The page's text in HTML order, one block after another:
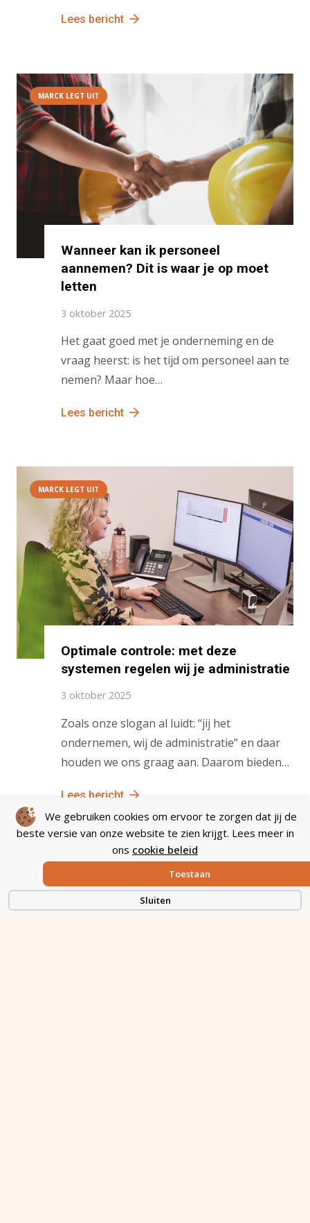
We gebruiken cookies om ervoor te zorgen dat jij de
beste versie van onze website te zien krijgt. Lees meer in
ons cookie beleid
Toestaan
Sluiten
Lees bericht
MARCK LEGT UIT
Wanneer kan ik personeel
aannemen? Dit is waar je op moet
letten
3 oktober 2025
Het gaat goed met je onderneming en de
vraag heerst: is het tijd om personeel aan te
nemen? Maar hoe…
Lees bericht
MARCK LEGT UIT
Optimale controle: met deze
systemen regelen wij je administratie
3 oktober 2025
Zoals onze slogan al luidt: “jij het
ondernemen, wij de administratie” en daar
houden we ons graag aan. Daarom bieden…
Lees bericht
Plan een gesprek